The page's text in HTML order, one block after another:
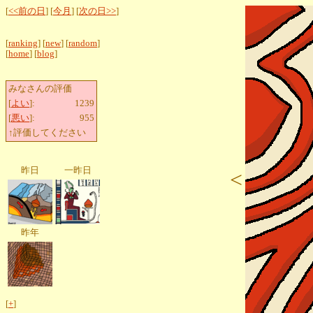
[<<前の日 ] [今月 ] [次の日>>]
[ranking] [new] [random]
[home] [blog]
みなさんの評価
[よい]:
1239
[悪い]:
955
↑評価してください
昨日 一昨日
昨年
[+]
<